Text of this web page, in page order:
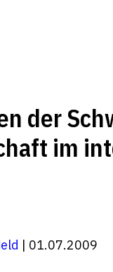
der
im
| 01.07.2009